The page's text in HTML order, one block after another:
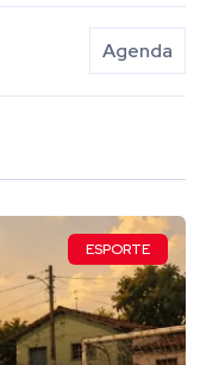
Agenda
ESPORTE